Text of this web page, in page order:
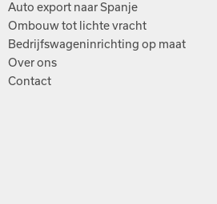
Auto export naar Spanje
Ombouw tot lichte vracht
Bedrijfswageninrichting op maat
Over ons
Contact